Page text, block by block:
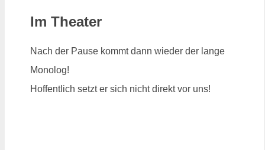
Im Theater
Nach der Pause kommt dann wieder der lange
Monolog!
Hoffentlich setzt er sich nicht direkt vor uns!